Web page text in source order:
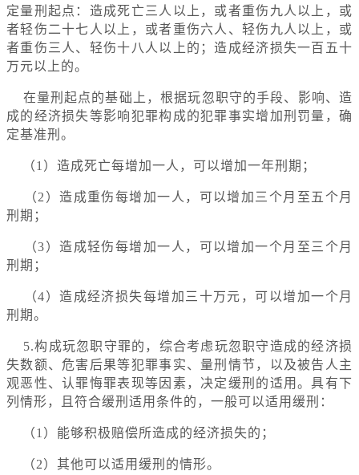
定量刑起点：造成死亡三人以上，或者重伤九人以上，或
者轻伤二十七人以上，或者重伤六人、轻伤九人以上，或
者重伤三人、轻伤十八人以上的；造成经济损失一百五十
万元以上的。
在量刑起点的基础上，根据玩忽职守的手段、影响、造
成的经济损失等影响犯罪构成的犯罪事实增加刑罚量，确
定基准刑。
（1）造成死亡每增加一人，可以增加一年刑期；
（2）造成重伤每增加一人，可以增加三个月至五个月
刑期；
（3）造成轻伤每增加一人，可以增加一个月至三个月
刑期；
（4）造成经济损失每增加三十万元，可以增加一个月
刑期。
5.构成玩忽职守罪的，综合考虑玩忽职守造成的经济损
失数额、危害后果等犯罪事实、量刑情节，以及被告人主
观恶性、认罪悔罪表现等因素，决定缓刑的适用。具有下
列情形，且符合缓刑适用条件的，一般可以适用缓刑：
（1）能够积极赔偿所造成的经济损失的；
（2）其他可以适用缓刑的情形。